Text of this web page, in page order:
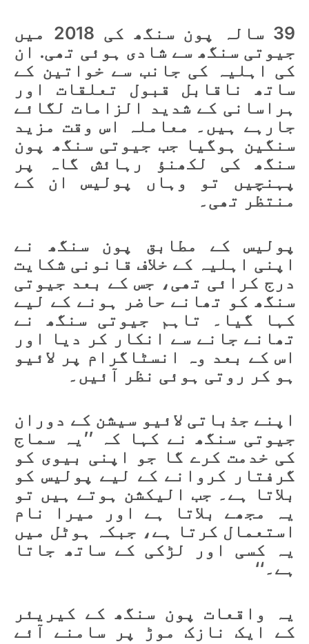
39 سالہ پون سنگھ کی 2018 میں
جیوتی سنگھ سے شادی ہوئی تھی. ان
کی اہلیہ کی جانب سے خواتین کے
ساتھ ناقابل قبول تعلقات اور
ہراسانی کے شدید الزامات لگائے
جارہے ہیں۔ معاملہ اس وقت مزید
سنگین ہوگیا جب جیوتی سنگھ پون
سنگھ کی لکھنؤ رہائش گاہ پر
پہنچیں تو وہاں پولیس ان کے
منتظر تھی۔
پولیس کے مطابق پون سنگھ نے
اپنی اہلیہ کے خلاف قانونی شکایت
درج کرائی تھی، جس کے بعد جیوتی
سنگھ کو تھانے حاضر ہونے کے لیے
کہا گیا۔ تاہم جیوتی سنگھ نے
تھانے جانے سے انکار کر دیا اور
اس کے بعد وہ انسٹاگرام پر لائیو
ہو کر روتی ہوئی نظر آئیں۔
اپنے جذباتی لائیو سیشن کے دوران
جیوتی سنگھ نے کہا کہ ’’یہ سماج
کی خدمت کرے گا جو اپنی بیوی کو
گرفتار کروانے کے لیے پولیس کو
بلاتا ہے۔ جب الیکشن ہوتے ہیں تو
یہ مجھے بلاتا ہے اور میرا نام
استعمال کرتا ہے، جبکہ ہوٹل میں
یہ کسی اور لڑکی کے ساتھ جاتا
ہے۔‘‘
یہ واقعات پون سنگھ کے کیریئر
کے ایک نازک موڑ پر سامنے آئے